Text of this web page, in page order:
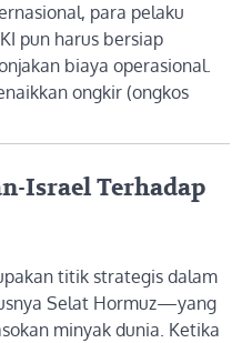
para pelaku
pun harus bersiap
biaya operasional.
ongkir (ongkos
Israel Terhadap
titik strategis dalam
Selat Hormuz—yang
minyak dunia. Ketika